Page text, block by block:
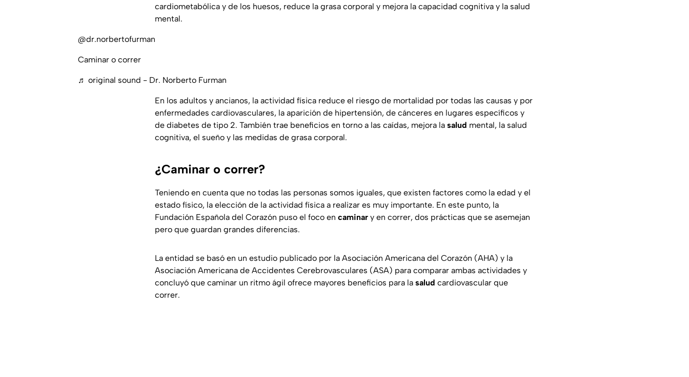
cardiometabólica y de los huesos, reduce la grasa corporal y mejora la capacidad cognitiva y la salud
mental.
@dr.norbertofurman
Caminar o correr
♬ original sound - Dr. Norberto Furman
En los adultos y ancianos, la actividad física reduce el riesgo de mortalidad por todas las causas y por
enfermedades cardiovasculares, la aparición de hipertensión, de cánceres en lugares específicos y
de diabetes de tipo 2. También trae beneficios en torno a las caídas, mejora la salud mental, la salud
cognitiva, el sueño y las medidas de grasa corporal.
¿Caminar o correr?
Teniendo en cuenta que no todas las personas somos iguales, que existen factores como la edad y el
estado físico, la elección de la actividad física a realizar es muy importante. En este punto, la
Fundación Española del Corazón puso el foco en caminar y en correr, dos prácticas que se asemejan
pero que guardan grandes diferencias.
La entidad se basó en un estudio publicado por la Asociación Americana del Corazón (AHA) y la
Asociación Americana de Accidentes Cerebrovasculares (ASA) para comparar ambas actividades y
concluyó que caminar un ritmo ágil ofrece mayores beneficios para la salud cardiovascular que
correr.